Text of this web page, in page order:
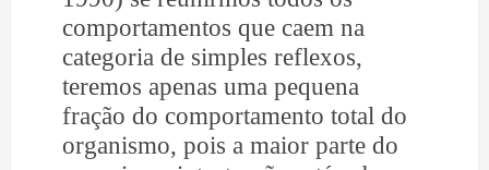
comportamentos que caem na
categoria de simples reflexos,
teremos apenas uma pequena
fração do comportamento total do
organismo, pois a maior parte do